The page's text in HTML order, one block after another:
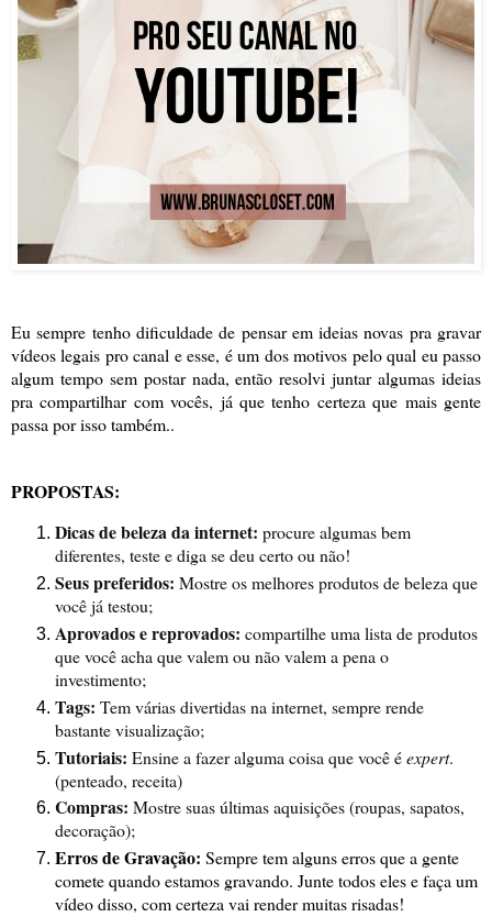
Eu sempre tenho dificuldade de pensar em ideias novas pra gravar
vídeos legais pro canal e esse, é um dos motivos pelo qual eu passo
algum tempo sem postar nada, então resolvi juntar algumas ideias
pra compartilhar com vocês, já que tenho certeza que mais gente
passa por isso também..
PROPOSTAS:
Dicas de beleza da internet: procure algumas bem
diferentes, teste e diga se deu certo ou não!
Seus preferidos: Mostre os melhores produtos de beleza que
você já testou;
Aprovados e reprovados: compartilhe uma lista de produtos
que você acha que valem ou não valem a pena o
investimento;
Tags: Tem várias divertidas na internet, sempre rende
bastante visualização;
Tutoriais: Ensine a fazer alguma coisa que você éexpert.
(penteado, receita)
Compras: Mostre suas últimas aquisições (roupas, sapatos,
decoração);
Erros de Gravação: Sempre tem alguns erros que a gente
comete quando estamos gravando. Junte todos eles e faça um
vídeo disso, com certeza vai render muitas risadas!